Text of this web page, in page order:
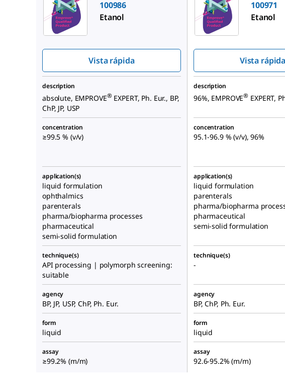
100986
Etanol
Vista rápida
100971
Etanol
Vista rápida
description
absolute, EMPROVE® EXPERT, Ph. Eur., BP,
ChP, JP, USP
description
96%, EMPROVE® EXPERT,
concentration
≥99.5 % (v/v)
concentration
95.1-96.9 % (v/v), 96%
application(s)
liquid formulation
ophthalmics
parenterals
pharma/biopharma processes
pharmaceutical
semi-solid formulation
application(s)
liquid formulation
parenterals
pharma/biopharma
pharmaceutical
semi-solid formulation
technique(s)
API processing | polymorph screening:
suitable
technique(s)
-
agency
BP, JP, USP, ChP, Ph. Eur.
agency
BP, ChP, Ph. Eur.
form
liquid
form
liquid
assay
≥99.2% (m/m)
assay
92.6-95.2% (m/m)